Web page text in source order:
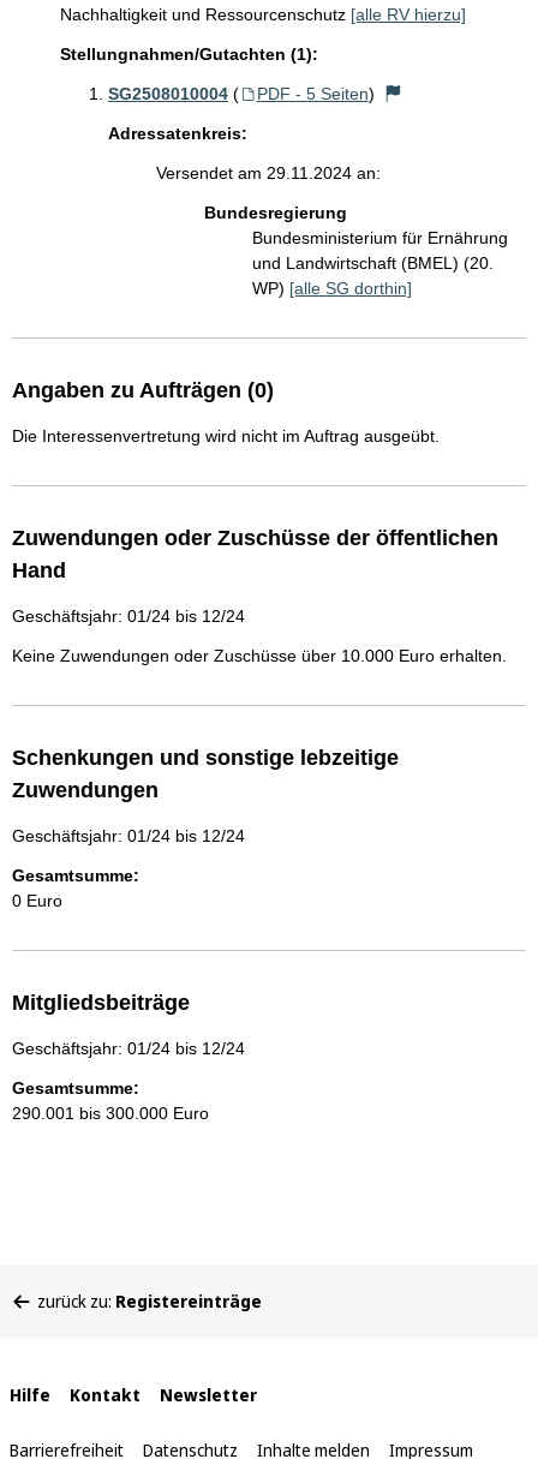
Nachhaltigkeit und Ressourcenschutz [alle RV hierzu]
Stellungnahmen/Gutachten (1):
SG2508010004 ( PDF - 5 Seiten)
Adressatenkreis:
Versendet am 29.11.2024 an:
Bundesregierung
Bundesministerium für Ernährung
und Landwirtschaft (BMEL) (20.
WP) [alle SG dorthin]
Angaben zu Aufträgen (0)
Die Interessenvertretung wird nicht im Auftrag ausgeübt.
Zuwendungen oder Zuschüsse der öffentlichen
Hand
Geschäftsjahr: 01/24 bis 12/24
Keine Zuwendungen oder Zuschüsse über 10.000 Euro erhalten.
Schenkungen und sonstige lebzeitige
Zuwendungen
Geschäftsjahr: 01/24 bis 12/24
Gesamtsumme:
0 Euro
Mitgliedsbeiträge
Geschäftsjahr: 01/24 bis 12/24
Gesamtsumme:
290.001 bis 300.000 Euro
befinden
zurück zu: Registereinträge
Interne
Links
Hilfe Kontakt Newsletter
Barrierefreiheit Datenschutz Inhalte melden Impressum